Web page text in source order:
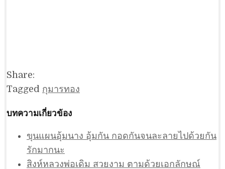
Share:
Tagged กุมารทอง
บทความเกี่ยวข้อง
ขุนแผนอุ้มนาง อุ้มกัน กอดกันจนละลายไปด้วยกัน
รักมากนะ
สิงห์หลวงพ่อเดิม สวยงาม ตามด้วยเอกลักษณ์